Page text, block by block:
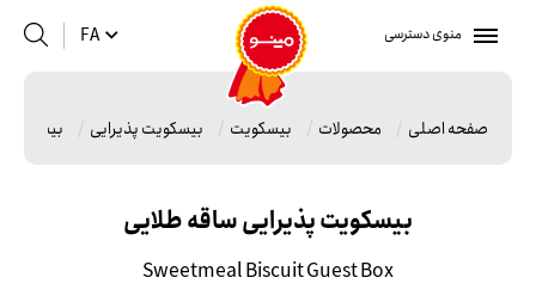
منوی دسترسی FA
صفحه اصلی محصولات بیسکویت بیسکویت پذیرایی بیسکویت
بیسکویت پذیرایی ساقه طلایی
Sweetmeal Biscuit Guest Box